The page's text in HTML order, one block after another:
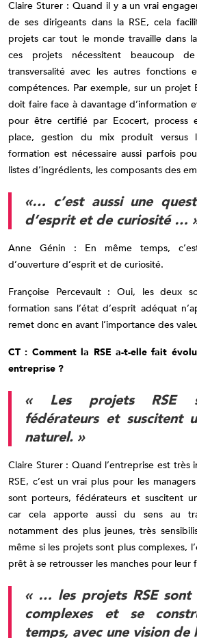
Claire Sturer : Quand il y a un vrai
de ses dirigeants dans la RSE, cela
projets car tout le monde travaille dans
ces projets nécessitent beaucoup
transversalité avec les autres fonctions
compétences. Par exemple, sur un
doit faire face à davantage d’information
pour être certifié par Ecocert, process
place, gestion du mix produit versus
formation est nécessaire aussi parfois
listes d’ingrédients, les composants des
«… c’est aussi une
d’esprit et de curiosité …
Anne Génin : En même temps,
d’ouverture d’esprit et de curiosité.
Françoise Percevault : Oui, les deux
formation sans l’état d’esprit adéquat
remet donc en avant l’importance des
CT : Comment la RSE a-t-elle fait
entreprise ?
« Les projets RSE
fédérateurs et suscitent
naturel. »
Claire Sturer : Quand l’entreprise est très
RSE, c’est un vrai plus pour les
sont porteurs, fédérateurs et suscitent
car cela apporte aussi du sens au
notamment des plus jeunes, très
même si les projets sont plus complexes,
prêt à se retrousser les manches pour leur
« … les projets RSE sont
complexes et se
temps, avec une vision de